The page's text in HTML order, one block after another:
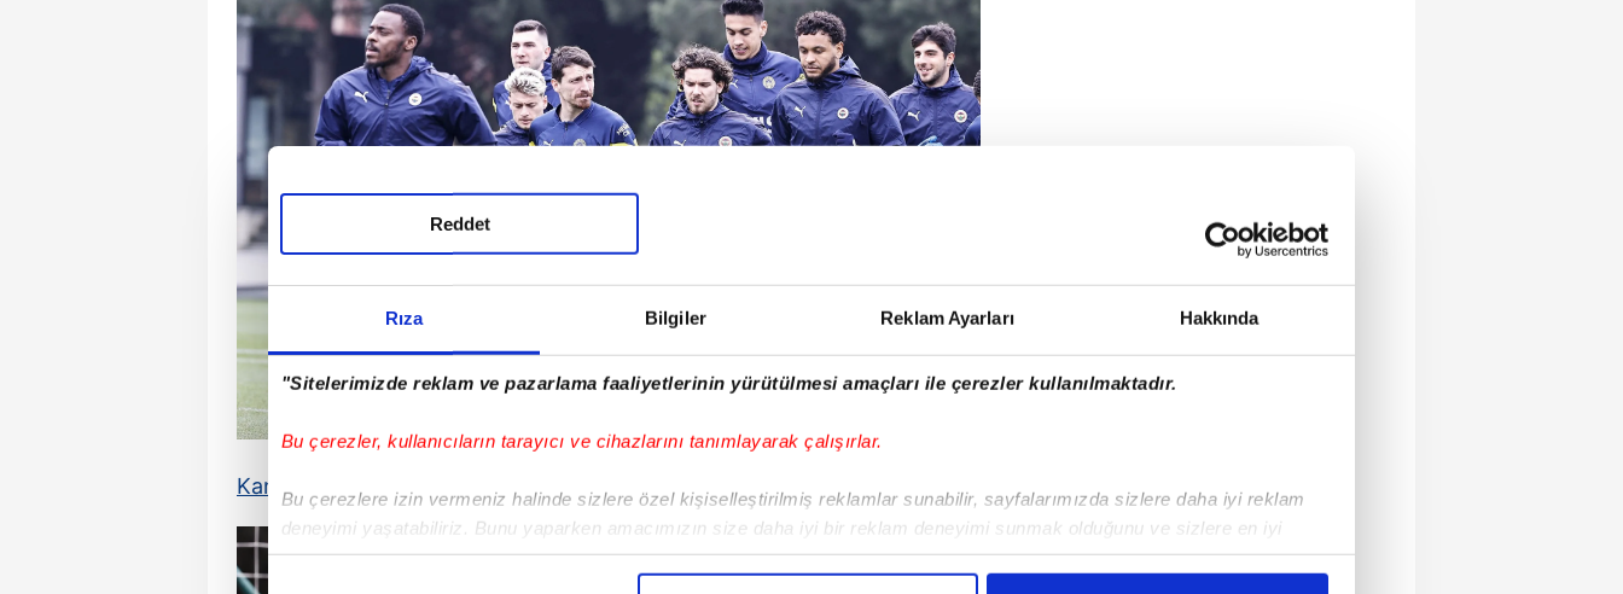
Rıza Bilgiler Reklam Ayarları Hakkında
"Sitelerimizde reklam ve pazarlama faaliyetlerinin yürütülmesi amaçları ile çerezler kullanılmaktadır.
Bu çerezler, kullanıcıların tarayıcı ve cihazlarını tanımlayarak çalışırlar.
Bu çerezlere izin vermeniz halinde sizlere özel kişiselleştirilmiş reklamlar sunabilir, sayfalarımızda sizlere daha iyi reklam
deneyimi yaşatabiliriz. Bunu yaparken amacımızın size daha iyi bir reklam deneyimi sunmak olduğunu ve sizlere en iyi
içerikleri sunabilmek adına elimizden gelen çabayı gösterdiğimizi ve bu noktada, reklamların maliyetlerimizi karşılamak
Reddet
Kanarya